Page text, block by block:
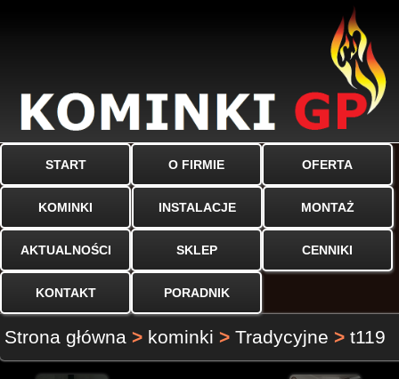
START O FIRMIE OFERTA
KOMINKI INSTALACJE MONTAŻ
AKTUALNOŚCI SKLEP CENNIKI
KONTAKT PORADNIK
Strona główna > kominki > Tradycyjne > t119